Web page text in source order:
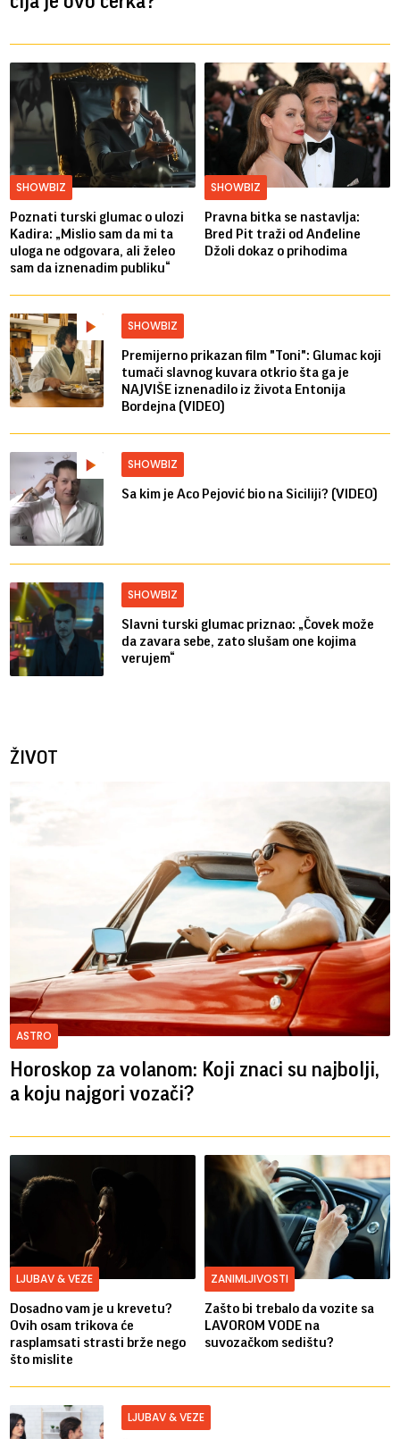
SHOWBIZ
Poznati turski glumac o ulozi
Kadira: „Mislio sam da mi ta
uloga ne odgovara, ali želeo
sam da iznenadim publiku“
SHOWBIZ
Pravna bitka se nastavlja:
Bred ​​Pit traži od Anđeline
Džoli dokaz o prihodima
SHOWBIZ
Premijerno prikazan film "Toni": Glumac koji
tumači slavnog kuvara otkrio šta ga je
NAJVIŠE iznenadilo iz života Entonija
Bordejna (VIDEO)
SHOWBIZ
Sa kim je Aco Pejović bio na Siciliji? (VIDEO)
SHOWBIZ
Slavni turski glumac priznao: „Čovek može
da zavara sebe, zato slušam one kojima
verujem“
ŽIVOT
ASTRO
Horoskop za volanom: Koji znaci su najbolji,
a koju najgori vozači?
LJUBAV & VEZE
Dosadno vam je u krevetu?
Ovih osam trikova će
rasplamsati strasti brže nego
što mislite
ZANIMLJIVOSTI
Zašto bi trebalo da vozite sa
LAVOROM VODE na
suvozačkom sedištu?
LJUBAV & VEZE